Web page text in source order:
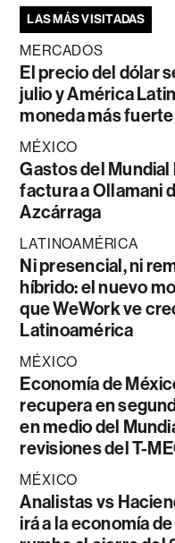
LAS MÁS VISITADAS
MERCADOS
El precio del dólar
julio y América
moneda más
MÉXICO
Gastos del Mundial
factura a Ollamani
Azcárraga
LATINOAMÉRICA
Ni presencial, ni
híbrido: el nuevo
que WeWork ve
Latinoamérica
MÉXICO
Economía de
recupera en
en medio del
revisiones del T-
MÉXICO
Analistas vs
irá a la economía